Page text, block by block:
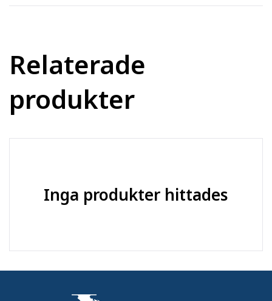
Hjuldiameter: 125
Hjulbredd
(mm)
37.5
Produktserie
Värmebeständiga
Relaterade
produkter
Inga produkter hittades